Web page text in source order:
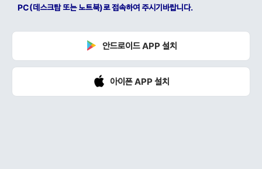
PC(데스크탑 또는 노트북)로 접속하여 주시기바랍니다.
안드로이드 APP 설치
아이폰 APP 설치